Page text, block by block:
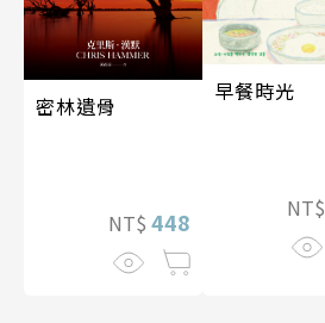
密林遺骨
NT$ 448
早餐時光
NT$